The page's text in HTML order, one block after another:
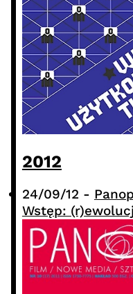
2012
24/09/12 -
Wstęp: